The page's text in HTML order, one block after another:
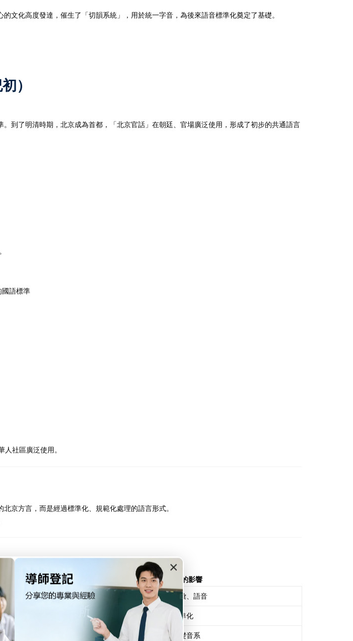
×
文化高度發達，催生了「切韻系統」，用於統一字音，為後來語音標準化奠定了基礎。
）
到了明清時期，北京成為首都，「北京官話」在朝廷、官場廣泛使用，形成了初步的共通語言
國語標準
社區廣泛使用。
京方言，而是經過標準化、規範化處理的語言形式。
對普通話的影響
原始詞彙、語音
音韻標準化
官話基礎音系